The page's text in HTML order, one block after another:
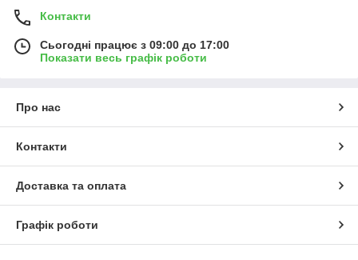
Контакти
Сьогодні працює з 09:00 до 17:00
Показати весь графік роботи
Про нас
Контакти
Доставка та оплата
Графік роботи